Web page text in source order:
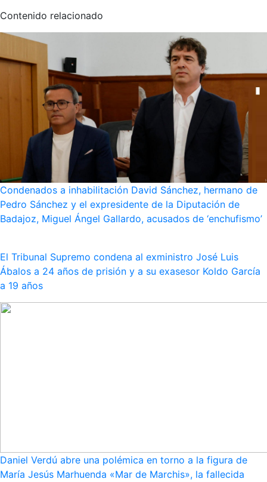
Contenido relacionado
Condenados a inhabilitación David Sánchez, hermano de
Pedro Sánchez y el expresidente de la Diputación de
Badajoz, Miguel Ángel Gallardo, acusados de ‘enchufismo’
El Tribunal Supremo condena al exministro José Luis
Ábalos a 24 años de prisión y a su exasesor Koldo García
a 19 años
Daniel Verdú abre una polémica en torno a la figura de
María Jesús Marhuenda «Mar de Marchis», la fallecida